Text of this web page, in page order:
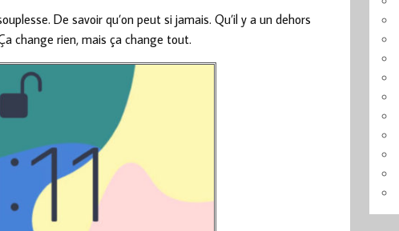
De savoir qu’on peut si jamais. Qu’il y a un dehors
change rien, mais ça change tout.